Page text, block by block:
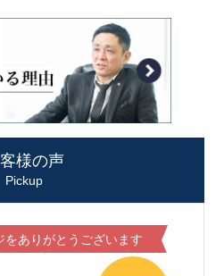
様の声
Pickup
をありがとうございます